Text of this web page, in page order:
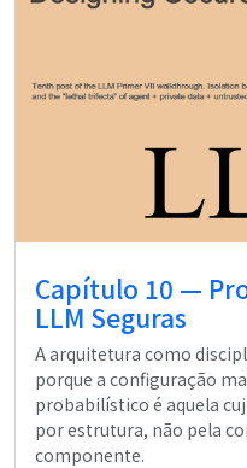
Capítulo 10 —
LLM Seguras
A arquitetura como
porque a configuração
probabilístico é aquela
por estrutura, não pela
componente.